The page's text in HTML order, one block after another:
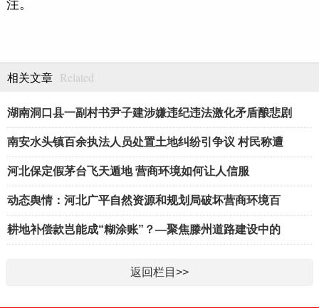
注。
相关文章 Related
湖南洞口县一副村书尹子建涉嫌违纪违法激化矛盾酿悲剧
南安水头镇百余执法人员处置土地纠纷引争议 村民称遭
河北保定假茅台飞天遁地 营商环境如何让人信服
动态舆情：河北广平自然资源和规划局破坏营商环境百
耕地补偿款岂能成“糊涂账”？—聚焦滕州道路建设中的
返回栏目>>